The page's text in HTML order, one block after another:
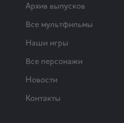
Архив выпусков
Все мультфильмы
Наши игры
Все персонажи
Новости
Контакты